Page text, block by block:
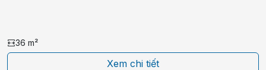
36 m²
Xem chi tiết